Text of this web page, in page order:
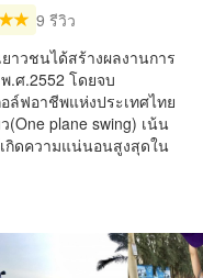
9 รีวิว
าวชนได้สร้างผลงานการ
.ศ.2552 โดยจบ
ล์ฟอาชีพแห่งประเทศไทย
plane swing) เน้น
กิดความแน่นอนสูงสุดใน